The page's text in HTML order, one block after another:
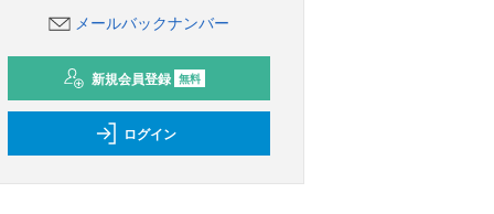
メールバックナンバー
新規会員登録 無料
ログイン